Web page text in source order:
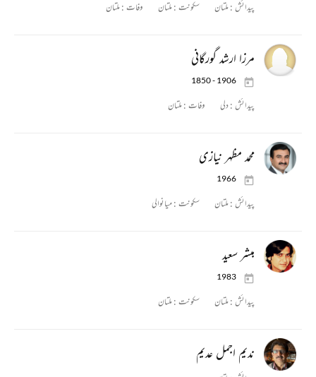
پیدائش :ملتان سکونت :ملتان وفات :ملتان
مرزا ارشد گورگانی
1850 - 1906
پیدائش :دلی وفات :ملتان
محمد مظہر نیازی
1966
پیدائش :ملتان سکونت :میانوالی
مبشر سعید
1983
پیدائش :ملتان سکونت :ملتان
ندیم اجمل عدیم